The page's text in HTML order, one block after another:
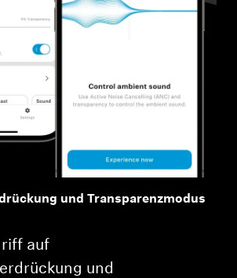
und Transparenzmodus
auf
und